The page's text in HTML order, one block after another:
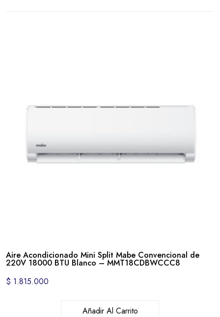
Aire Acondicionado Mini Split Mabe Convencional de
220V 18000 BTU Blanco – MMT18CDBWCCC8
$ 1.815.000
Añadir Al Carrito